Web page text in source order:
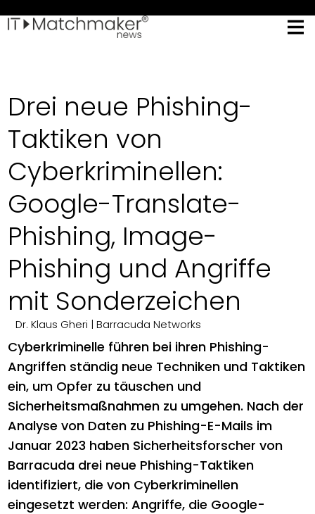
Drei neue Phishing-
Taktiken von
Cyberkriminellen:
Google-Translate-
Phishing, Image-
Phishing und Angriffe
mit Sonderzeichen
Dr. Klaus Gheri | Barracuda Networks
Cyberkriminelle führen bei ihren Phishing-
Angriffen ständig neue Techniken und Taktiken
ein, um Opfer zu täuschen und
Sicherheitsmaßnahmen zu umgehen. Nach der
Analyse von Daten zu Phishing-E-Mails im
Januar 2023 haben Sicherheitsforscher von
Barracuda drei neue Phishing-Taktiken
identifiziert, die von Cyberkriminellen
eingesetzt werden: Angriffe, die Google-